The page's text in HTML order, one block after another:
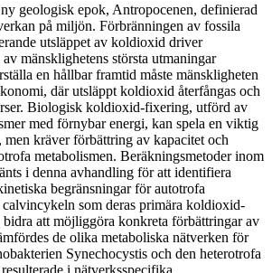
geologisk epok, Antropocenen, definierad
på miljön. Förbränningen av fossila
utsläppet av koldioxid driver
mänsklighetens största utmaningar
en hållbar framtid måste mänskligheten
där utsläppt koldioxid återfångas och
Biologisk koldioxid-fixering, utförd av
med förnybar energi, kan spela en viktig
men kräver förbättring av kapacitet och
metabolismen. Beräkningsmetoder inom
i denna avhandling för att identifiera
begränsningar för autotrofa
som deras primära koldioxid-
att möjliggöra konkreta förbättringar av
de olika metaboliska nätverken för
Synechocystis och den heterotrofa
i nätverksspecifika